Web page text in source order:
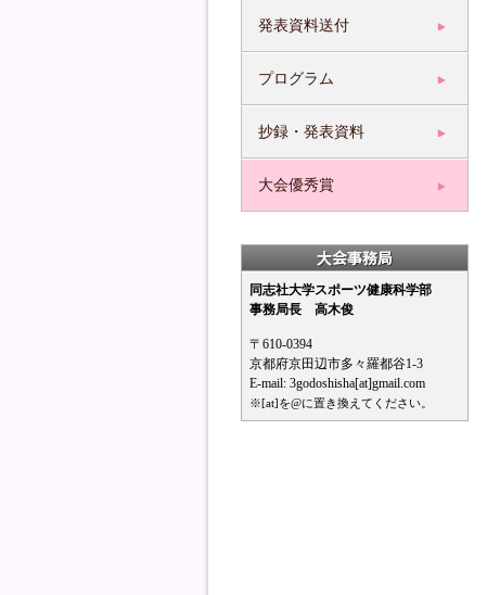
発表資料送付
プログラム
抄録・発表資料
大会優秀賞
同志社大学スポーツ健康科学部
事務局長 高木俊
〒610-0394
京都府京田辺市多々羅都谷1-3
E-mail: 3godoshisha[at]gmail.com
※[at]を@に置き換えてください。